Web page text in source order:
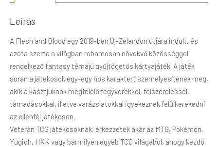
Leírás
A Flesh and Blood egy 2019-ben Új-Zélandon útjára indult, és
azóta szerte a világban rohamosan növekvő közösséggel
rendelkező fantasy témájú gyűjtögetős kártyajáték. A játék
során a játékosok egy-egy hős karaktert személyesítenek meg,
akik a kasztjuknak megfelelő fegyverekkel, felszereléssel,
támadásokkal, illetve varázslatokkal igyekeznek felülkerekedni
az ellenfél játékoson.
Veterán TCG játékosoknak, érkezzetek akár az MTG, Pokémon,
Yugioh, HKK vagy bármilyen egyéb TCG világából, ahogy kezdő